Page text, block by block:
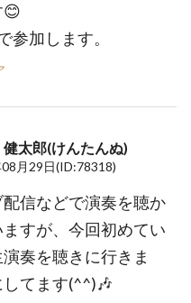
😊
参加します。
太郎(けんたんぬ)
月29日(ID:78318)
信などで演奏を聴か
すが、今回初めてい
奏を聴きに行きま
てます(^^)🎶